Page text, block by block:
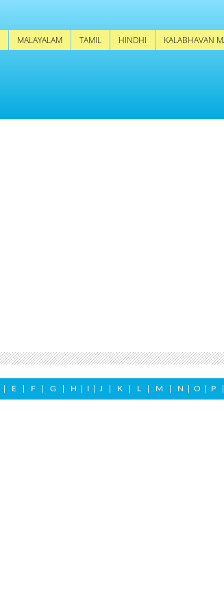
MALAYALAM TAMIL HINDHI KALABHAVAN
E F G H I J K L M N O P